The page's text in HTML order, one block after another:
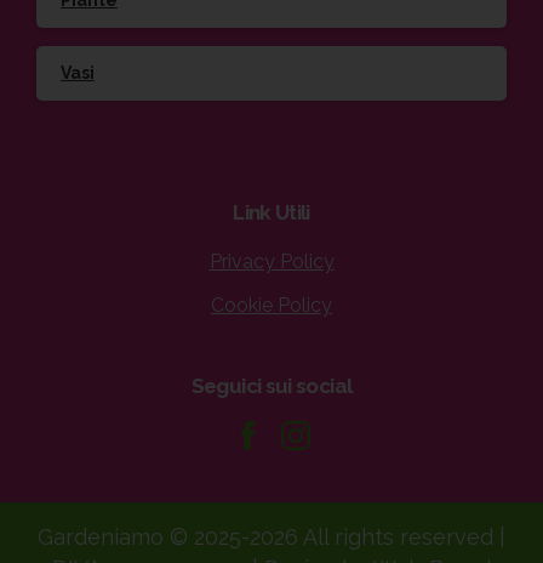
Vasi
Link Utili
Privacy Policy
Cookie Policy
Seguici sui social
Gardeniamo © 2025-2026 All rights reserved |